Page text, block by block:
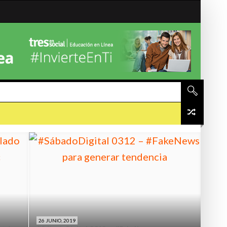
#SÁBADODIGITAL
CRISIS EN SOCIAL MEDIA?
26 JUNIO, 2019